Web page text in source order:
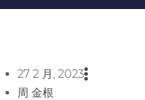
27 2 月, 2023
周 金根